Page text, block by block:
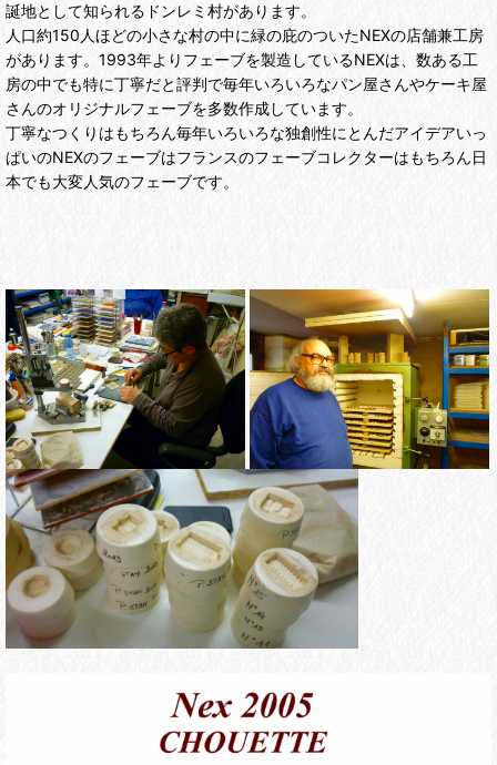
誕地として知られるドンレミ村があります。
人口約150人ほどの小さな村の中に緑の庇のついたNEXの店舗兼工房
があります。1993年よりフェーブを製造しているNEXは、数ある工
房の中でも特に丁寧だと評判で毎年いろいろなパン屋さんやケーキ屋
さんのオリジナルフェーブを多数作成しています。
丁寧なつくりはもちろん毎年いろいろな独創性にとんだアイデアいっ
ぱいのNEXのフェーブはフランスのフェーブコレクターはもちろん日
本でも大変人気のフェーブです。